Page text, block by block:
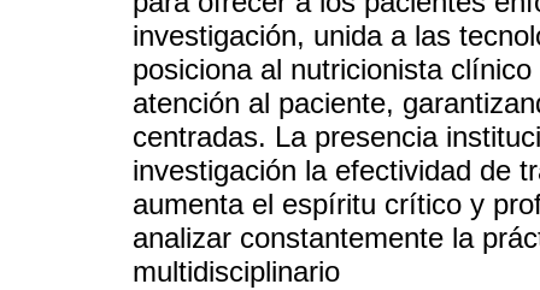
investigación, unida a las
posiciona al nutricionista
atención al paciente,
centradas. La presencia
investigación la efectividad de
aumenta el espíritu crítico y
analizar constantemente la
multidisciplinario